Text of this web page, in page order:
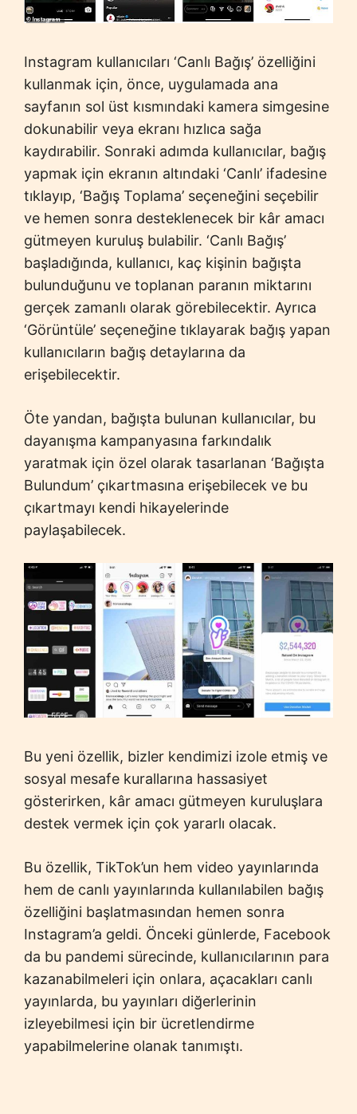
Instagram kullanıcıları ‘Canlı Bağış’ özelliğini
kullanmak için, önce, uygulamada ana
sayfanın sol üst kısmındaki kamera simgesine
dokunabilir veya ekranı hızlıca sağa
kaydırabilir. Sonraki adımda kullanıcılar, bağış
yapmak için ekranın altındaki ‘Canlı’ ifadesine
tıklayıp, ‘Bağış Toplama’ seçeneğini seçebilir
ve hemen sonra desteklenecek bir kâr amacı
gütmeyen kuruluş bulabilir. ‘Canlı Bağış’
başladığında, kullanıcı, kaç kişinin bağışta
bulunduğunu ve toplanan paranın miktarını
gerçek zamanlı olarak görebilecektir. Ayrıca
‘Görüntüle’ seçeneğine tıklayarak bağış yapan
kullanıcıların bağış detaylarına da
erişebilecektir.
Öte yandan, bağışta bulunan kullanıcılar, bu
dayanışma kampanyasına farkındalık
yaratmak için özel olarak tasarlanan ‘Bağışta
Bulundum’ çıkartmasına erişebilecek ve bu
çıkartmayı kendi hikayelerinde
paylaşabilecek.
Bu yeni özellik, bizler kendimizi izole etmiş ve
sosyal mesafe kurallarına hassasiyet
gösterirken, kâr amacı gütmeyen kuruluşlara
destek vermek için çok yararlı olacak.
Bu özellik, TikTok’un hem video yayınlarında
hem de canlı yayınlarında kullanılabilen bağış
özelliğini başlatmasından hemen sonra
Instagram’a geldi. Önceki günlerde, Facebook
da bu pandemi sürecinde, kullanıcılarının para
kazanabilmeleri için onlara, açacakları canlı
yayınlarda, bu yayınları diğerlerinin
izleyebilmesi için bir ücretlendirme
yapabilmelerine olanak tanımıştı.